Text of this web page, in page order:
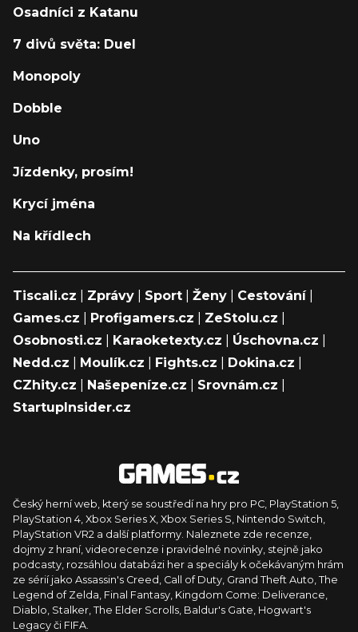
Osadníci z Katanu
7 divů světa: Duel
Monopoly
Dobble
Uno
Jízdenky, prosím!
Krycí jména
Na křídlech
Tiscali.cz Zprávy Sport Ženy Cestování|
Games.cz
Profigamers.cz ZeStolu.cz
Osobnosti.cz
Karaoketexty.cz Úschovna.cz
Nedd.cz
Moulík.cz Fights.cz Dokina.cz
CZhity.cz
Našepeníze.cz Srovnám.cz
StartupInsider.cz
Český herní web, který se soustředí na hry pro PC, PlayStation 5,
PlayStation 4, Xbox Series X, Xbox Series S, Nintendo Switch,
PlayStation VR2 a další platformy. Naleznete zde recenze,
dojmy z hraní, videorecenze i pravidelné novinky, stejně jako
podcasty, rozsáhlou databázi her a speciály k očekávaným hrám
ze sérií jako Assassin's Creed, Call of Duty, Grand Theft Auto, The
Legend of Zelda, Final Fantasy, Kingdom Come: Deliverance,
Diablo, Stalker, The Elder Scrolls, Baldur's Gate, Hogwart's
Legacy či FIFA.